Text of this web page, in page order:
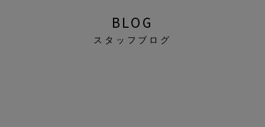
BLOG
スタッフブログ